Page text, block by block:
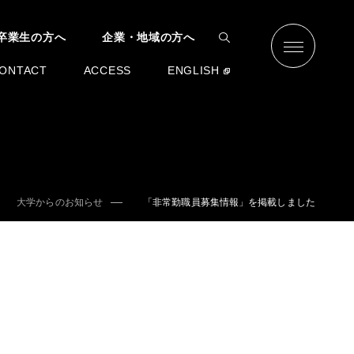
業生の方へ 企業・地域の方へ
ACCESS ENGLISH
大学からのお知らせ 「非常勤職員募集情報」を掲載しました